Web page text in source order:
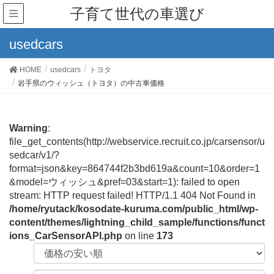
子育て世代の車選び
usedcars
HOME usedcars
トヨタ
岩手県のウィッシュ（トヨタ）の中古車価格
Warning:
file_get_contents(http://webservice.recruit.co.jp/carsensor/u
sedcar/v1/?
format=json&key=864744f2b3bd619a&count=10&order=1
&model=ウィッシュ&pref=03&start=1): failed to open
stream: HTTP request failed! HTTP/1.1 404 Not Found in
/home/ryutack/kosodate-kuruma.com/public_html/wp-
content/themes/lightning_child_sample/functions/funct
ions_CarSensorAPI.php on line 173